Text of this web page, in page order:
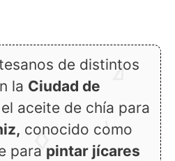
de distintos
la Ciudad de
aceite de chía para
conocido como
para pintar jícares